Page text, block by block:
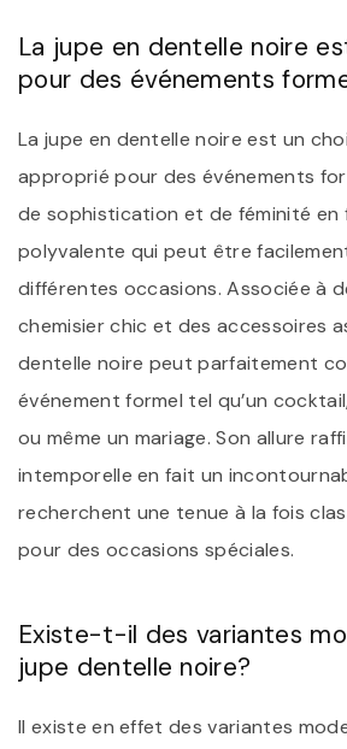
La jupe en dentelle noire
pour des événements
La jupe en dentelle noire est un
approprié pour des événements
de sophistication et de féminité en
polyvalente qui peut être
différentes occasions. Associée à
chemisier chic et des accessoires
dentelle noire peut parfaitement
événement formel tel qu’un
ou même un mariage. Son allure
intemporelle en fait un
recherchent une tenue à la fois
pour des occasions spéciales.
Existe-t-il des variantes
jupe dentelle noire?
Il existe en effet des variantes